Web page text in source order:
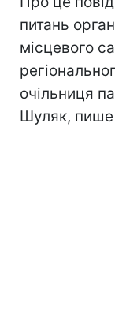
питань
місцевого
очільниця
Шуляк, пише